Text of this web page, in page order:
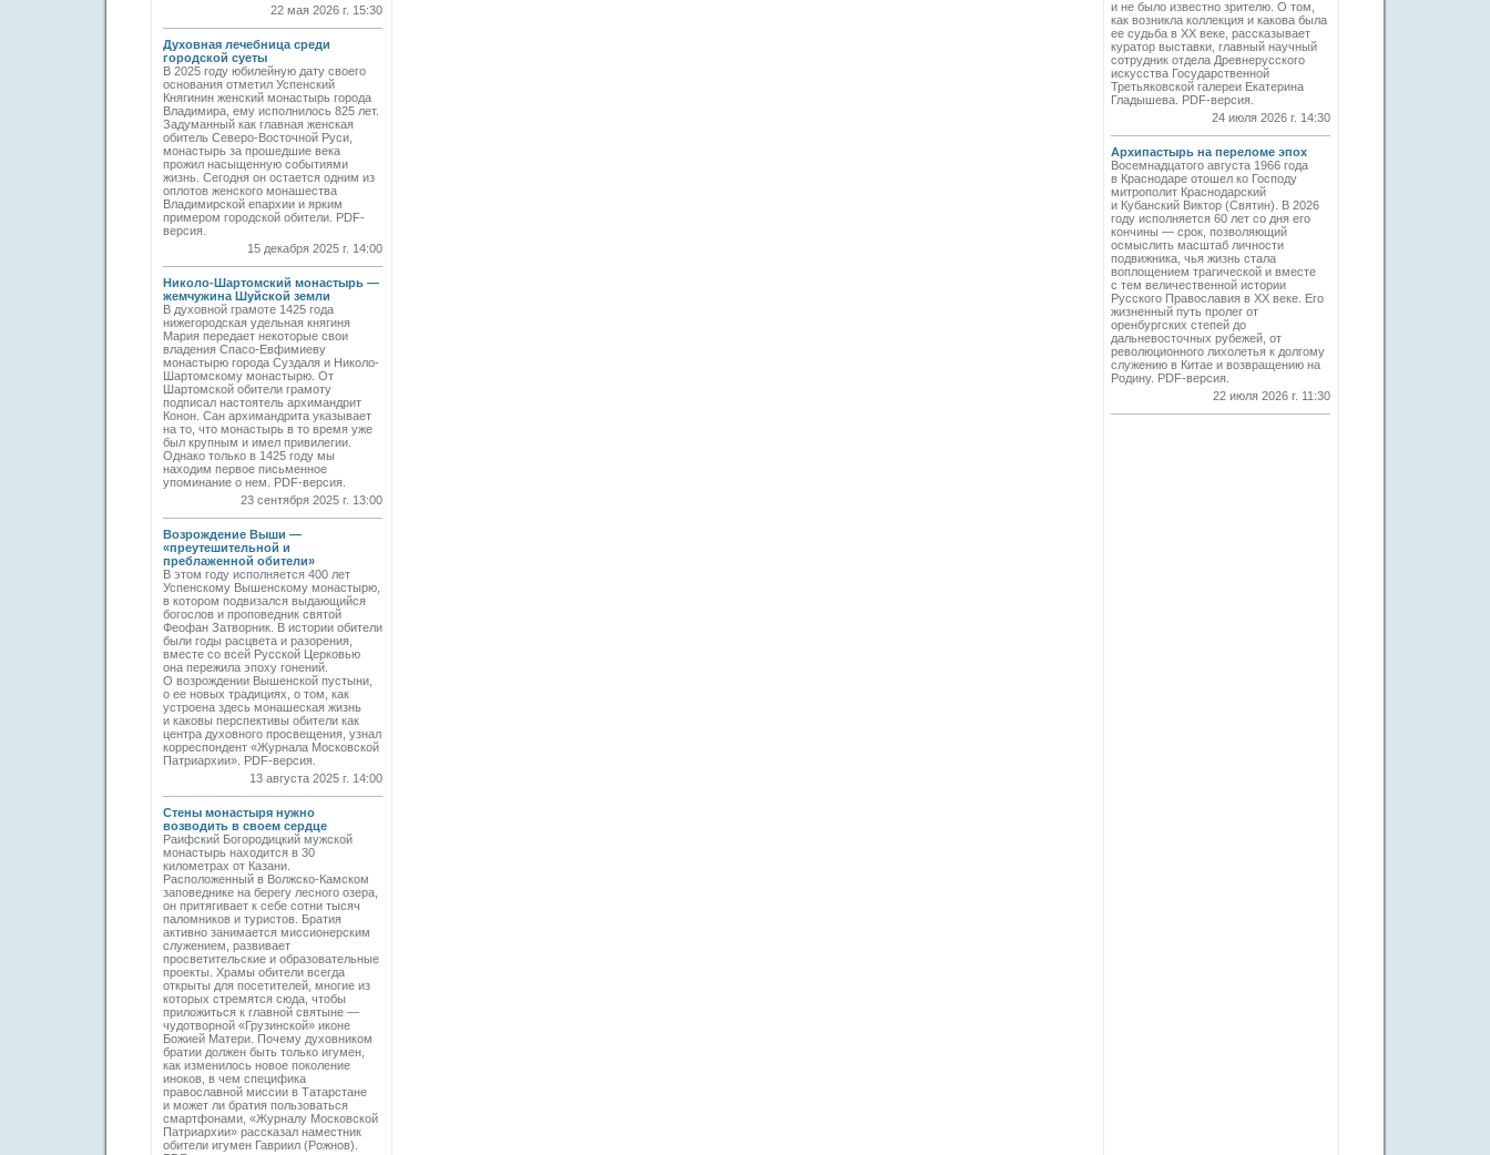
22 мая 2026 г. 15:30
Духовная лечебница среди
городской суеты
В 2025 году юбилейную дату своего
основания отметил Успенский
Княгинин женский монастырь города
Владимира, ему исполнилось 825 лет.
Задуманный как главная женская
обитель Северо-Восточной Руси,
монастырь за прошедшие века
прожил насыщенную событиями
жизнь. Сегодня он остается одним из
оплотов женского монашества
Владимирской епархии и ярким
примером городской обители. PDF-
версия.
15 декабря 2025 г. 14:00
Николо-Шартомский монастырь —
жемчужина Шуйской земли
В духовной грамоте 1425 года
нижегородская удельная княгиня
Мария передает некоторые свои
владения Спасо-Евфимиеву
монастырю города Суздаля и Николо-
Шартомскому монастырю. От
Шартомской обители грамоту
подписал настоятель архимандрит
Конон. Сан архимандрита указывает
на то, что монастырь в то время уже
был крупным и имел привилегии.
Однако только в 1425 году мы
находим первое письменное
упоминание о нем. PDF-версия.
23 сентября 2025 г. 13:00
Возрождение Выши —
«преутешительной и
преблаженной обители»
В этом году исполняется 400 лет
Успенскому Вышенскому монастырю,
в котором подвизался выдающийся
богослов и проповедник святой
Феофан Затворник. В истории обители
были годы расцвета и разорения,
вместе со всей Русской Церковью
она пережила эпоху гонений.
О возрождении Вышенской пустыни,
о ее новых традициях, о том, как
устроена здесь монашеская жизнь
и каковы перспективы обители как
центра духовного просвещения, узнал
корреспондент «Журнала Московской
Патриархии». PDF-версия.
13 августа 2025 г. 14:00
Стены монастыря нужно
возводить в своем сердце
Раифский Богородицкий мужской
монастырь находится в 30
километрах от Казани.
Расположенный в Волжско-Камском
заповеднике на берегу лесного озера,
он притягивает к себе сотни тысяч
паломников и туристов. Братия
активно занимается миссионерским
служением, развивает
просветительские и образовательные
проекты. Храмы обители всегда
открыты для посетителей, многие из
которых стремятся сюда, чтобы
приложиться к главной святыне —
чудотворной «Грузинской» иконе
Божией Матери. Почему духовником
братии должен быть только игумен,
как изменилось новое поколение
иноков, в чем специфика
православной миссии в Татарстане
и может ли братия пользоваться
смартфонами, «Журналу Московской
Патриархии» рассказал наместник
обители игумен Гавриил (Рожнов).
и не было известно зрителю. О том,
как возникла коллекция и какова была
ее судьба в ХХ веке, рассказывает
куратор выставки, главный научный
сотрудник отдела Древнерусского
искусства Государственной
Третьяковской галереи Екатерина
Гладышева. PDF-версия.
24 июля 2026 г. 14:30
Архипастырь на переломе эпох
Восемнадцатого августа 1966 года
в Краснодаре отошел ко Господу
митрополит Краснодарский
и Кубанский Виктор (Святин). В 2026
году исполняется 60 лет со дня его
кончины — срок, позволяющий
осмыслить масштаб личности
подвижника, чья жизнь стала
воплощением трагической и вместе
с тем величественной истории
Русского Православия в XX веке. Его
жизненный путь пролег от
оренбургских степей до
дальневосточных рубежей, от
революционного лихолетья к долгому
служению в Китае и возвращению на
Родину. PDF-версия.
22 июля 2026 г. 11:30